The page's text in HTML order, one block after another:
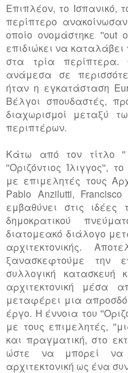
Επιπλέον, το Ισπανικό,
περίπτερο
οποίο ονομάστηκε ''out
επιδιώκει να
στα τρία περίπτερα.
ανάμεσα σε
ήταν η εγκατάσταση
Βέλγοι σπουδαστές,
διαχωρισμοί μεταξύ
περιπτέρων.
Κάτω από τον τίτλο ''
''Οριζόντιος Ίλιγγος'',
με επιμελητές τους
Pablo Anzilutti,
εμβαθύνει στις ιδέες
δημοκρατικού
διατομεακό διάλογο
αρχιτεκτονικής.
ξανασκεφτούμε την
συλλογική
αρχιτεκτονική μέσα
μεταφέρει μια
έργο. Η έννοια του
με τους επιμελητές,
και πραγματική, στo
ώστε να μπορεί να
αρχιτεκτονική ως ένα